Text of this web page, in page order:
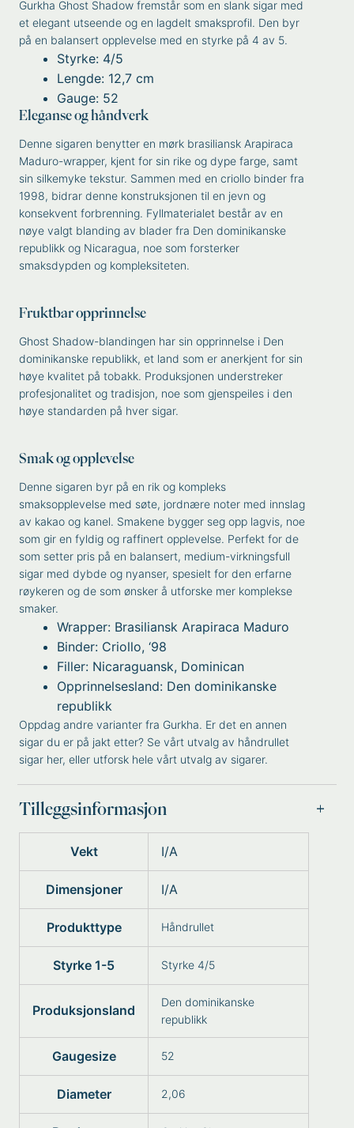
Gurkha Ghost Shadow fremstår som en slank sigar med
et elegant utseende og en lagdelt smaksprofil. Den byr
på en balansert opplevelse med en styrke på 4 av 5.
Styrke: 4/5
Lengde: 12,7 cm
Gauge: 52
Eleganse og håndverk
Denne sigaren benytter en mørk brasiliansk Arapiraca
Maduro-wrapper, kjent for sin rike og dype farge, samt
sin silkemyke tekstur. Sammen med en criollo binder fra
1998, bidrar denne konstruksjonen til en jevn og
konsekvent forbrenning. Fyllmaterialet består av en
nøye valgt blanding av blader fra Den dominikanske
republikk og Nicaragua, noe som forsterker
smaksdypden og kompleksiteten.
Fruktbar opprinnelse
Ghost Shadow-blandingen har sin opprinnelse i Den
dominikanske republikk, et land som er anerkjent for sin
høye kvalitet på tobakk. Produksjonen understreker
profesjonalitet og tradisjon, noe som gjenspeiles i den
høye standarden på hver sigar.
Smak og opplevelse
Denne sigaren byr på en rik og kompleks
smaksopplevelse med søte, jordnære noter med innslag
av kakao og kanel. Smakene bygger seg opp lagvis, noe
som gir en fyldig og raffinert opplevelse. Perfekt for de
som setter pris på en balansert, medium-virkningsfull
sigar med dybde og nyanser, spesielt for den erfarne
røykeren og de som ønsker å utforske mer komplekse
smaker.
Wrapper: Brasiliansk Arapiraca Maduro
Binder: Criollo, ‘98
Filler: Nicaraguansk, Dominican
Opprinnelsesland: Den dominikanske
republikk
Oppdag andre varianter fra Gurkha. Er det en annen
sigar du er på jakt etter? Se vårt utvalg av håndrullet
sigar her, eller utforsk hele vårt utvalg av sigarer.
Tilleggsinformasjon
Vekt I/A
Dimensjoner I/A
Produkttype Håndrullet
Styrke 1-5 Styrke 4/5
Produksjonsland
Den dominikanske
republikk
Gaugesize 52
Diameter 2,06